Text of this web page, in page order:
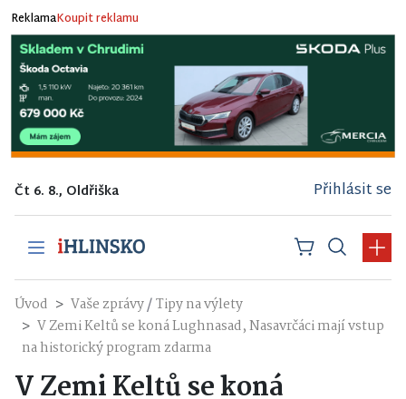
ReklamaKoupit reklamu
Čt 6. 8., Oldřiška Přihlásit se
Úvod Vaše zprávy/Tipy na výlety
V Zemi Keltů se koná Lughnasad, Nasavrčáci mají vstup
na historický program zdarma
V Zemi Keltů se koná